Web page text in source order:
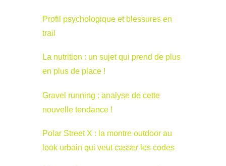
Profil psychologique et blessures en
trail
La nutrition : un sujet qui prend de plus
en plus de place !
Gravel running : analyse de cette
nouvelle tendance !
Polar Street X : la montre outdoor au
look urbain qui veut casser les codes